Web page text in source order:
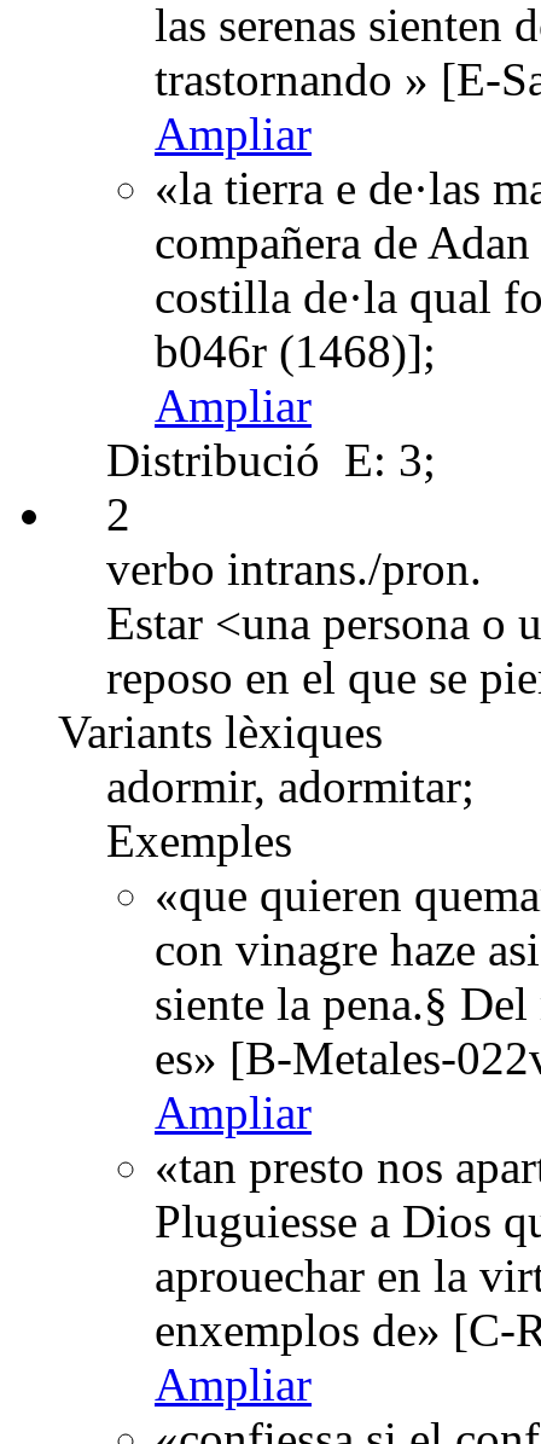
las serenas sienten
trastornando » [E-
Ampliar
«la tierra e de·las
compañera de
costilla de·la qual
b046r (1468)];
Ampliar
Distribució E: 3;
2
verbo intrans./pron.
Estar <una persona o
reposo en el que se
Variants lèxiques
adormir, adormitar;
Exemples
«que quieren
con vinagre haze
siente la pena.§
es» [B-Metales-
Ampliar
«tan presto nos
Pluguiesse a Dios
aprouechar en la
enxemplos de» [C-
Ampliar